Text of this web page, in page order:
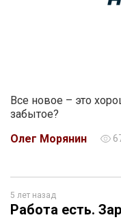
Все новое – это
забытое?
Олег Морянин
5 лет назад
Работа есть.